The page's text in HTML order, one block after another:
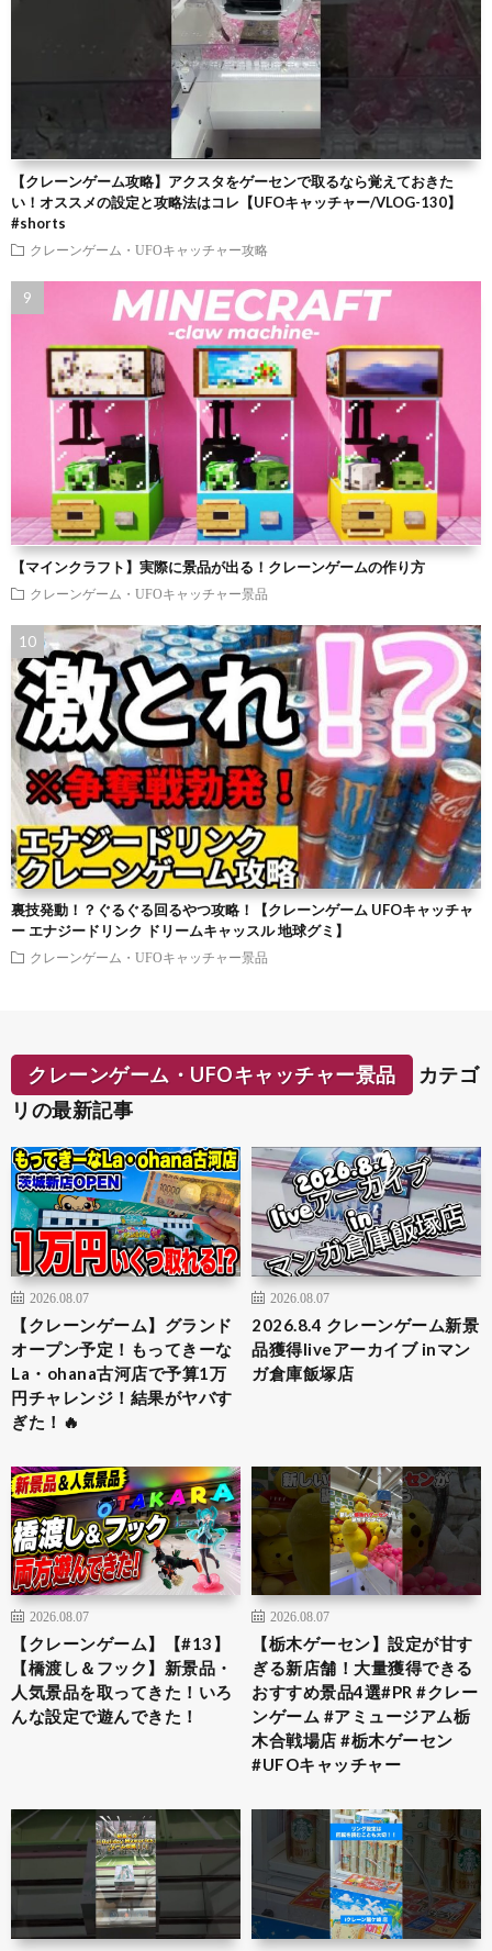
【クレーンゲーム攻略】アクスタをゲーセンで取るなら覚えておきた
い！オススメの設定と攻略法はコレ【UFOキャッチャー/VLOG-130】
#shorts
クレーンゲーム・UFOキャッチャー攻略
【マインクラフト】実際に景品が出る！クレーンゲームの作り方
クレーンゲーム・UFOキャッチャー景品
裏技発動！？ぐるぐる回るやつ攻略！【クレーンゲーム UFOキャッチャ
ー エナジードリンク ドリームキャッスル 地球グミ】
クレーンゲーム・UFOキャッチャー景品
クレーンゲーム・UFOキャッチャー景品
カテゴ
リの最新記事
2026.08.07
【クレーンゲーム】グランド
オープン予定！もってきーな
La・ohana古河店で予算1万
円チャレンジ！結果がヤバす
ぎた！🔥
2026.08.07
2026.8.4 クレーンゲーム新景
品獲得liveアーカイブ inマン
ガ倉庫飯塚店
2026.08.07
【クレーンゲーム】【#13】
【橋渡し＆フック】新景品・
人気景品を取ってきた！いろ
んな設定で遊んできた！
2026.08.07
​【栃木ゲーセン】設定が甘す
ぎる新店舗！大量獲得できる
おすすめ景品4選​#PR #クレー
ンゲーム #アミュージアム栃
木合戦場店 #栃木ゲーセン
#UFOキャッチャー